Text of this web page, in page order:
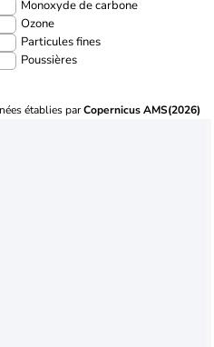
Monoxyde de carbone
Ozone
Particules fines
Poussières
établies parCopernicus AMS(2026)